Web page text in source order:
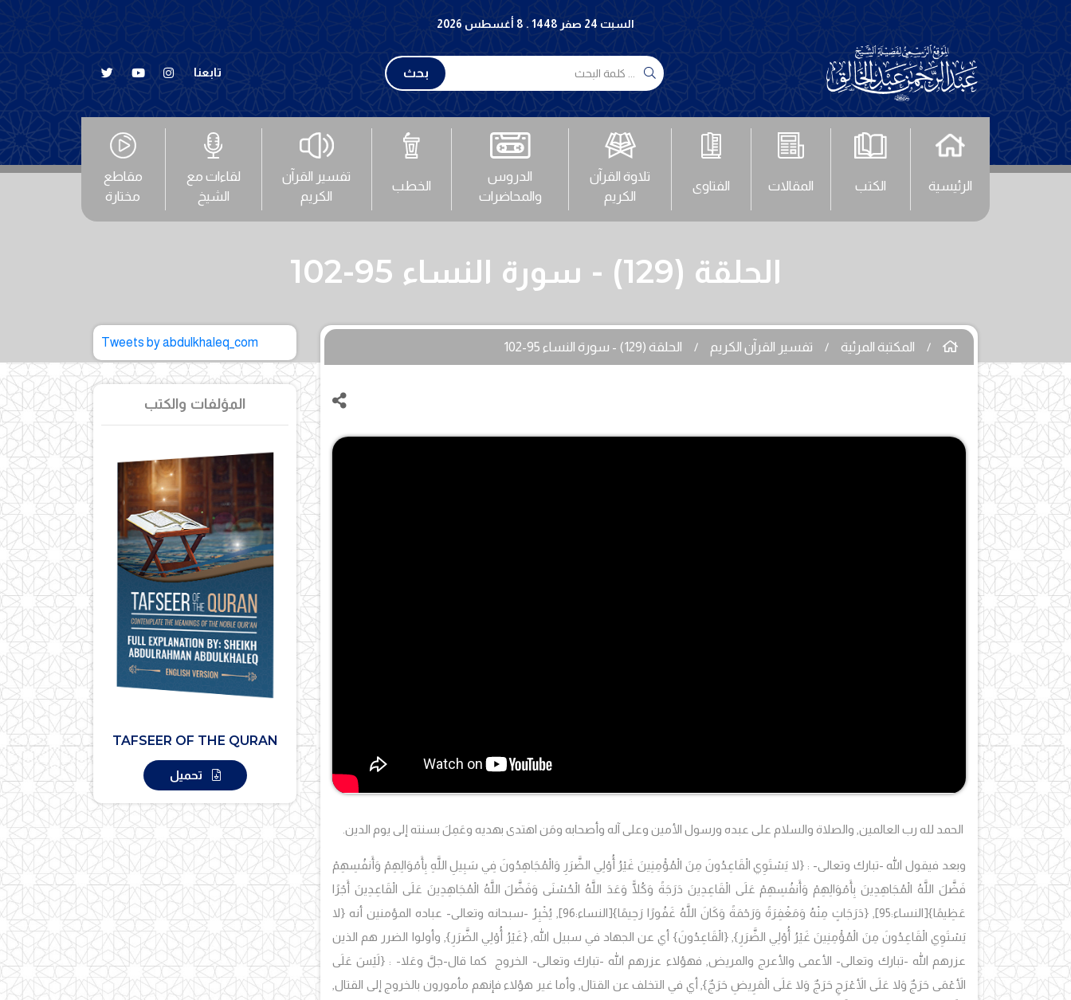
السبت 24 صفر 1448 . 8 أغسطس 2026
بحث تابعنا
الرئيسية الكتب المقالات الفتاوى
تلاوة القرآن
الكريم
الدروس
والمحاضرات
الخطب
تفسير القرآن
الكريم
لقاءات مع
الشيخ
مقاطع
مختارة
الحلقة (129) - سورة النساء 95-102
المكتبة المرئية تفسير القرآن الكريم الحلقة (129) - سورة النساء 95-102
الحمد لله رب العالمين, والصلاة والسلام على عبده ورسول الأمين وعلى آله وأصحابه ومَن اهتدى بهديه وعَمِلَ بسنته إلى يوم الدين.
وبعد فيقول الله -تبارك وتعالى- : {لا يَسْتَوِي الْقَاعِدُونَ مِنَ الْمُؤْمِنِينَ غَيْرُ أُوْلِي الضَّرَرِ وَالْمُجَاهِدُونَ فِي سَبِيلِ اللَّهِ بِأَمْوَالِهِمْ وَأَنفُسِهِمْ
فَضَّلَ اللَّهُ الْمُجَاهِدِينَ بِأَمْوَالِهِمْ وَأَنفُسِهِمْ عَلَى الْقَاعِدِينَ دَرَجَةً وَكُلًّا وَعَدَ اللَّهُ الْحُسْنَى وَفَضَّلَ اللَّهُ الْمُجَاهِدِينَ عَلَى الْقَاعِدِينَ أَجْرًا
عَظِيمًا}[النساء:95] , {دَرَجَاتٍ مِنْهُ وَمَغْفِرَةً وَرَحْمَةً وَكَانَ اللَّهُ غَفُورًا رَحِيمًا}[النساء:96], يُخْبِرُ -سبحانه وتعالى- عباده المؤمنين أنه
{لا
يَسْتَوِي الْقَاعِدُونَ مِنَ الْمُؤْمِنِينَ غَيْرُ أُوْلِي الضَّرَرِ}, {الْقَاعِدُونَ} أي عن الجهاد في سبيل الله, {غَيْرُ أُوْلِي الضَّرَرِ }, وأولوا الضرر هم الذين
عزرهم الله -تبارك وتعالى- الأعمى والأعرج والمريض, فهؤلاء عزرهم الله -تبارك وتعالى- الخروج كما قال-جلَّ وعَلا- : {لَيْسَ عَلَى
الأَعْمَى حَرَجٌ وَلا عَلَى الأَعْرَجِ حَرَجٌ وَلا عَلَى الْمَرِيضِ حَرَجٌ}, أي في التخلف عن القتال, وأما غير هؤلاء فإنهم مأمورون بالخروج إلى القتال,
Tweets by abdulkhaleq_com
المؤلفات والكتب
TAFSEER OF THE QURAN
تحميل